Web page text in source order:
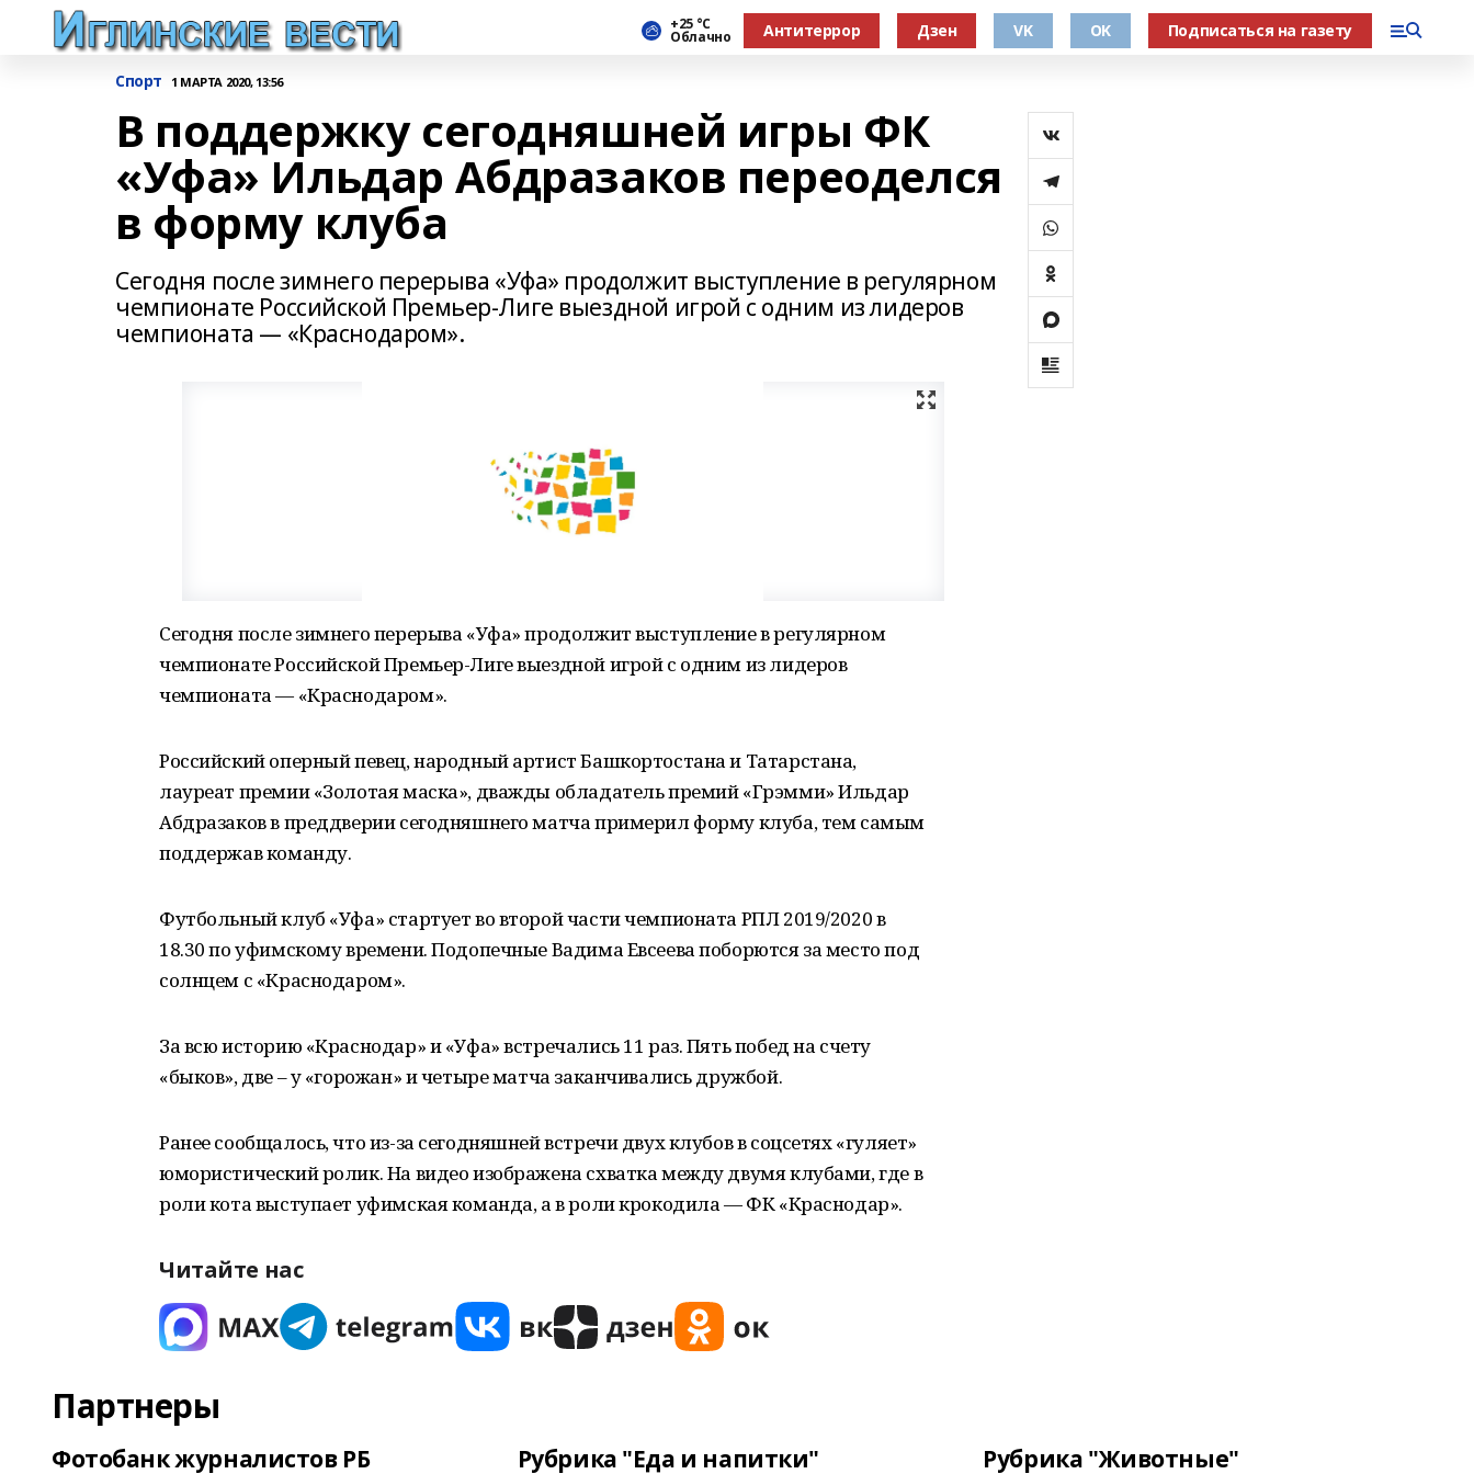
+25 °С
Облачно Антитеррор Дзен VK OK Подписаться на газету
Спорт 1 МАРТА 2020, 13:56
В поддержку сегодняшней игры ФК
«Уфа» Ильдар Абдразаков переоделся
в форму клуба
Сегодня после зимнего перерыва «Уфа» продолжит выступление в регулярном
чемпионате Российской Премьер-Лиге выездной игрой с одним из лидеров
чемпионата — «Краснодаром».
Сегодня после зимнего перерыва «Уфа» продолжит выступление в регулярном
чемпионате Российской Премьер-Лиге выездной игрой с одним из лидеров
чемпионата — «Краснодаром».
Российский оперный певец, народный артист Башкортостана и Татарстана,
лауреат премии «Золотая маска», дважды обладатель премий «Грэмми» Ильдар
Абдразаков в преддверии сегодняшнего матча примерил форму клуба, тем самым
поддержав команду.
Футбольный клуб «Уфа» стартует во второй части чемпионата РПЛ 2019/2020 в
18.30 по уфимскому времени. Подопечные Вадима Евсеева поборются за место под
солнцем с «Краснодаром».
За всю историю «Краснодар» и «Уфа» встречались 11 раз. Пять побед на счету
«быков», две – у «горожан» и четыре матча заканчивались дружбой.
Ранее сообщалось, что из-за сегодняшней встречи двух клубов в соцсетях «гуляет»
юмористический ролик. На видео изображена схватка между двумя клубами, где в
роли кота выступает уфимская команда, а в роли крокодила — ФК «Краснодар».
Читайте нас
Партнеры
Фотобанк журналистов РБ Рубрика "Еда и напитки" Рубрика "Животные"